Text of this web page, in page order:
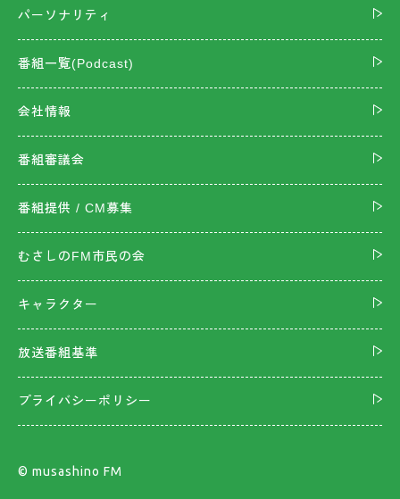
パーソナリティ
番組一覧(Podcast)
会社情報
番組審議会
番組提供 / CM募集
むさしのFM市民の会
キャラクター
放送番組基準
プライバシーポリシー
©︎ musashino FM